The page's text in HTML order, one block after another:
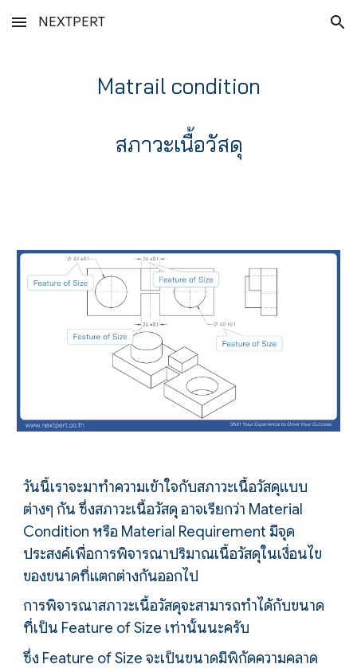
Skip to main content Skip to navigation
NEXTPERT
Matrail condition
สภาวะเนื้อวัสดุ
วันนี้เราจะมาทำความเข้าใจกับสภาวะเนื้อวัสดุแบบ
ต่างๆ กัน ซึ่งสภาวะเนื้อวัสดุ อาจเรียกว่า Material
Condition หรือ Material Requirement มีจุด
ประสงค์เพื่อการพิจารณาปริมาณเนื้อวัสดุในเงื่อนไข
ของขนาดที่แตกต่างกันออกไป
การพิจารณาสภาวะเนื้อวัสดุจะสามารถทำได้กับขนาด
ที่เป็น Feature of Size เท่านั้นนะครับ
ซึ่ง Feature of Sizeจะเป็นขนาดมีพิกัดความคลาด